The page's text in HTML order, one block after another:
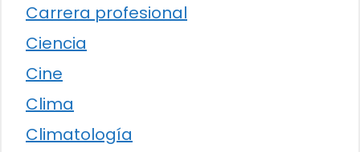
Carrera profesional
Ciencia
Cine
Clima
Climatología